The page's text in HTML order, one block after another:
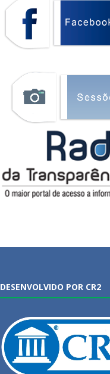
DESENVOLVIDO POR CR2